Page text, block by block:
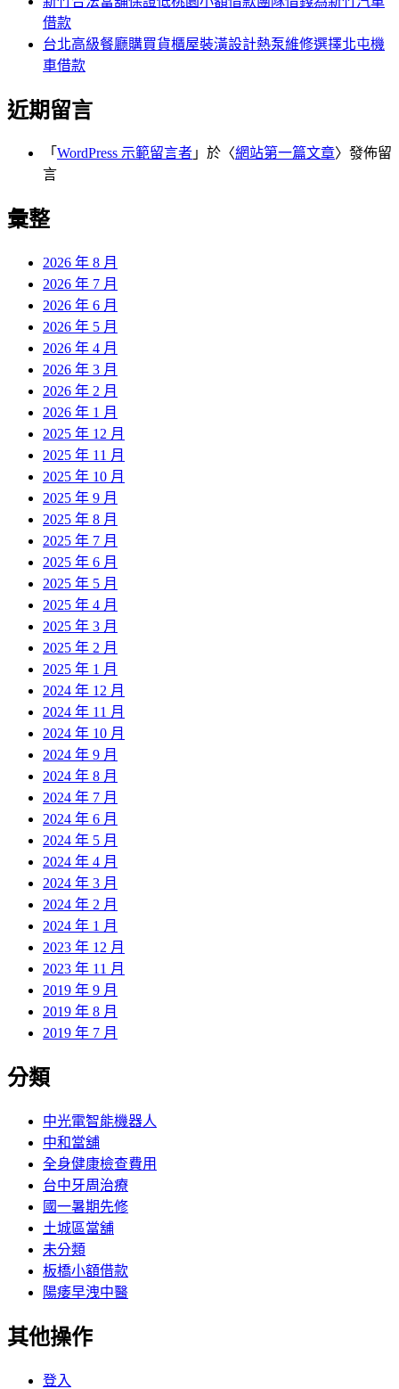
借款
台北高級餐廳購買貨櫃屋裝潢設計熱泵維修選擇北屯機
車借款
近期留言
「 WordPress 示範留言者 」於〈網站第一篇文章〉發佈留
言
彙整
2026 年 8 月
2026 年 7 月
2026 年 6 月
2026 年 5 月
2026 年 4 月
2026 年 3 月
2026 年 2 月
2026 年 1 月
2025 年 12 月
2025 年 11 月
2025 年 10 月
2025 年 9 月
2025 年 8 月
2025 年 7 月
2025 年 6 月
2025 年 5 月
2025 年 4 月
2025 年 3 月
2025 年 2 月
2025 年 1 月
2024 年 12 月
2024 年 11 月
2024 年 10 月
2024 年 9 月
2024 年 8 月
2024 年 7 月
2024 年 6 月
2024 年 5 月
2024 年 4 月
2024 年 3 月
2024 年 2 月
2024 年 1 月
2023 年 12 月
2023 年 11 月
2019 年 9 月
2019 年 8 月
2019 年 7 月
分類
中光電智能機器人
中和當舖
全身健康檢查費用
台中牙周治療
國一暑期先修
土城區當舖
未分類
板橋小額借款
陽痿早洩中醫
其他操作
登入